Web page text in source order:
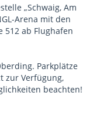
„Schwaig, Am
Arena mit den
512 ab Flughafen
Parkplätze
zur Verfügung,
beachten!